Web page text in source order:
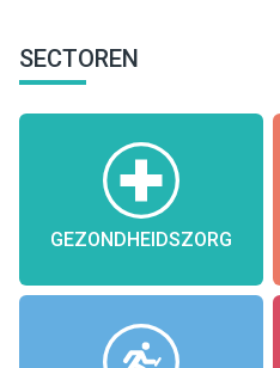
SECTOREN
GEZONDHEIDSZORG